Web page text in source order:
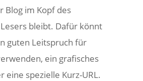
Blog im Kopf des
bleibt. Dafür könnt
guten Leitspruch für
ein grafisches
eine spezielle Kurz-URL.